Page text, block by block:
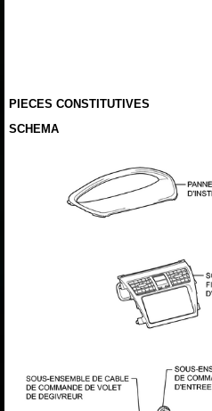
PIECES CONSTITUTIVES
SCHEMA